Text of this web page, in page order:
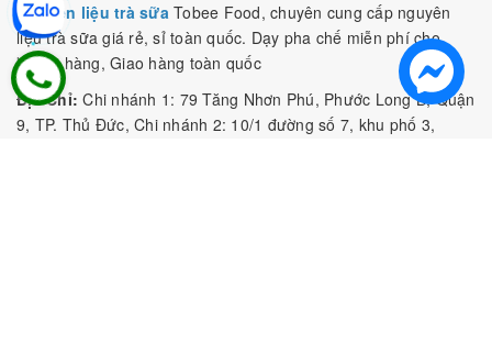
Nguyên liệu trà sữa Tobee Food, chuyên cung cấp nguyên
liệu trà sữa giá rẻ, sỉ toàn quốc. Dạy pha chế miễn phí cho
khách hàng, Giao hàng toàn quốc
Địa Chỉ: Chi nhánh 1: 79 Tăng Nhơn Phú, Phước Long B, Quận
9, TP. Thủ Đức, Chi nhánh 2: 10/1 đường số 7, khu phố 3,